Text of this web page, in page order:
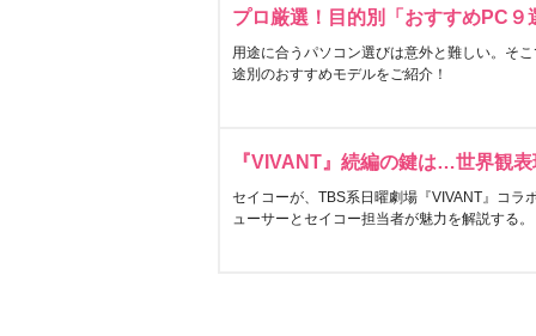
プロ厳選！目的別「おすすめPC９
用途に合うパソコン選びは意外と難しい。そ
途別のおすすめモデルをご紹介！
『VIVANT』続編の鍵は…世界観
セイコーが、TBS系日曜劇場『VIVANT』コラ
ューサーとセイコー担当者が魅力を解説する。